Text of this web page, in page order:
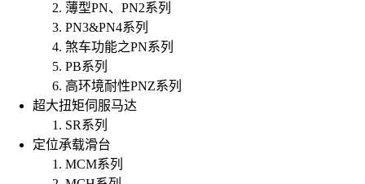
薄型PN、PN2系列
PN3&PN4系列
煞车功能之PN系列
PB系列
高环境耐性PNZ系列
超大扭矩伺服马达
SR系列
定位承载滑台
MCM系列